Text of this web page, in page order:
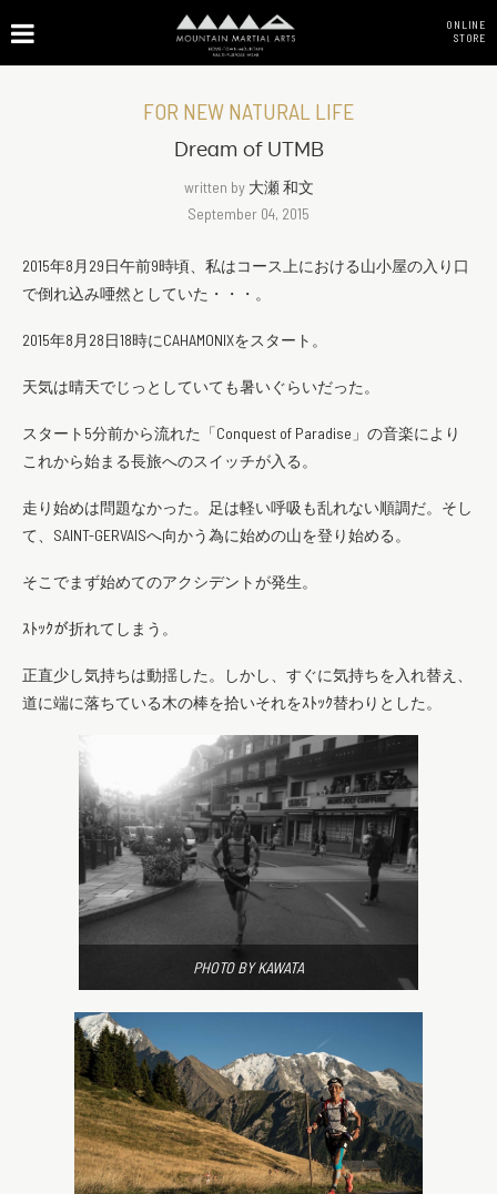
ONLINE
STORE
FOR NEW NATURAL LIFE
Dream of UTMB
written by 大瀬 和文
September 04, 2015
2015年8月29日午前9時頃、私はコース上における山小屋の入り口
で倒れ込み唖然としていた・・・。
2015年8月28日18時にCAHAMONIXをスタート。
天気は晴天でじっとしていても暑いぐらいだった。
スタート5分前から流れた「Conquest of Paradise」の音楽により
これから始まる長旅へのスイッチが入る。
走り始めは問題なかった。足は軽い呼吸も乱れない順調だ。そし
て、SAINT-GERVAISへ向かう為に始めの山を登り始める。
そこでまず始めてのアクシデントが発生。
ｽﾄｯｸが折れてしまう。
正直少し気持ちは動揺した。しかし、すぐに気持ちを入れ替え、
道に端に落ちている木の棒を拾いそれをｽﾄｯｸ替わりとした。
PHOTO BY KAWATA